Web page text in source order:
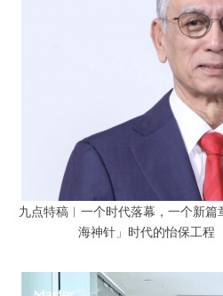
九点特稿︱一个时代落幕，一个新
海神针」时代的怡保工程